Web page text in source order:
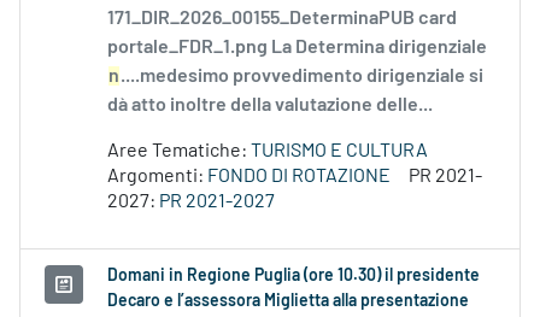
171_DIR_2026_00155_DeterminaPUB card
portale_FDR_1.png La Determina dirigenziale
n....medesimo provvedimento dirigenziale si
dà atto inoltre della valutazione delle...
Aree Tematiche: TURISMO E CULTURA
Argomenti: FONDO DI ROTAZIONE
PR 2021-
2027: PR 2021-2027
Domani in Regione Puglia (ore 10.30) il presidente
Decaro e l’assessora Miglietta alla presentazione